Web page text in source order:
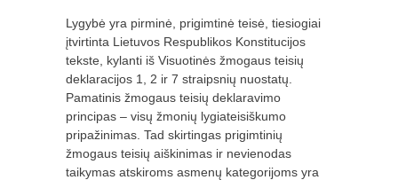
Lygybė yra pirminė, prigimtinė teisė, tiesiogiai
įtvirtinta Lietuvos Respublikos Konstitucijos
tekste, kylanti iš Visuotinės žmogaus teisių
deklaracijos 1, 2 ir 7 straipsnių nuostatų.
Pamatinis žmogaus teisių deklaravimo
principas – visų žmonių lygiateisiškumo
pripažinimas. Tad skirtingas prigimtinių
žmogaus teisių aiškinimas ir nevienodas
taikymas atskiroms asmenų kategorijoms yra